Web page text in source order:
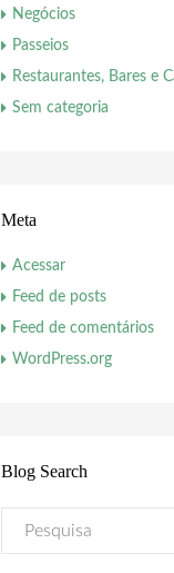
Negócios
Passeios
Restaurantes, Bares e
Sem categoria
Meta
Acessar
Feed de posts
Feed de comentários
WordPress.org
Blog Search